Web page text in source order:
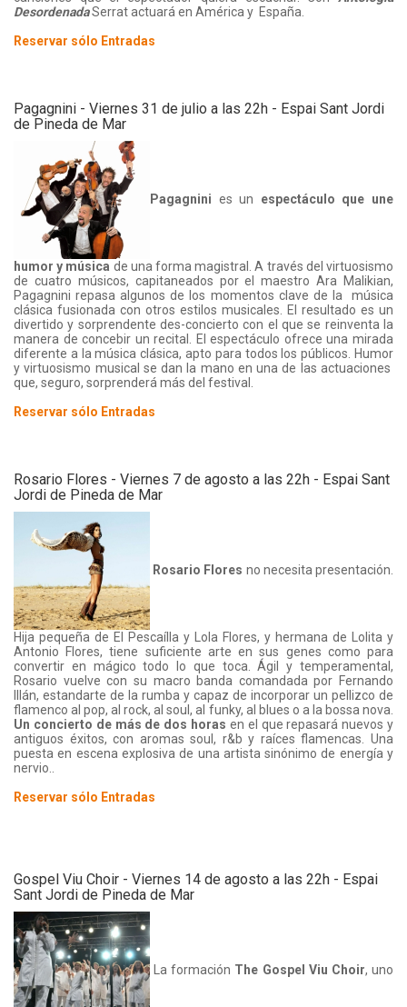
DesordenadaSerrat actuará en América y España.
Reservar sólo Entradas
Pagagnini - Viernes 31 de julio a las 22h - Espai Sant Jordi
de Pineda de Mar
Pagagnini es un espectáculo que une
humor y música de una forma magistral. A través del virtuosismo
de cuatro músicos, capitaneados por el maestro Ara Malikian,
Pagagnini repasa algunos de los momentos clave de la música
clásica fusionada con otros estilos musicales. El resultado es un
divertido y sorprendente des-concierto con el que se reinventa la
manera de concebir un recital. El espectáculo ofrece una mirada
diferente a la música clásica, apto para todos los públicos. Humor
y virtuosismo musical se dan la mano en una de las actuaciones
que, seguro, sorprenderá más del festival.
Reservar sólo Entradas
Rosario Flores - Viernes 7 de agosto a las 22h - Espai Sant
Jordi de Pineda de Mar
Rosario Flores no necesita presentación.
Hija pequeña de El Pescaílla y Lola Flores, y hermana de Lolita y
Antonio Flores, tiene suficiente arte en sus genes como para
convertir en mágico todo lo que toca. Ágil y temperamental,
Rosario vuelve con su macro banda comandada por Fernando
Illán, estandarte de la rumba y capaz de incorporar un pellizco de
flamenco al pop, al rock, al soul, al funky, al blues o a la bossa nova.
Un concierto de más de dos horas en el que repasará nuevos y
antiguos éxitos, con aromas soul, r&b y raíces flamencas. Una
puesta en escena explosiva de una artista sinónimo de energía y
nervio..
Reservar sólo Entradas
Gospel Viu Choir - Viernes 14 de agosto a las 22h - Espai
Sant Jordi de Pineda de Mar
La formación The Gospel Viu Choir, uno